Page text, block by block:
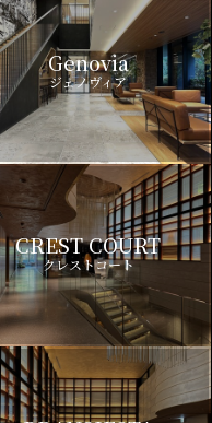
Genovia
ジェノヴィア
CREST COURT
クレストコート